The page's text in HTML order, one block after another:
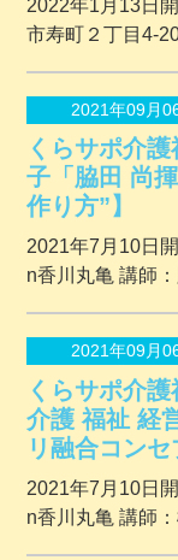
2022年1月13日
市寿町２丁⽬4-
2021年09月
くらサポ介
子「脇田 尚
作り方”】
2021年7月10日
n香川丸亀 講師
2021年09月
くらサポ介
介護 福祉 経
リ融合コンセ
2021年7月10日
n香川丸亀 講師